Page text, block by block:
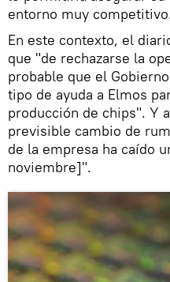
entorno muy
En este contexto, el
que "de rechazarse la
probable que el
tipo de ayuda a Elmos
producción de chips". Y
previsible cambio de
de la empresa ha caído
noviembre]".